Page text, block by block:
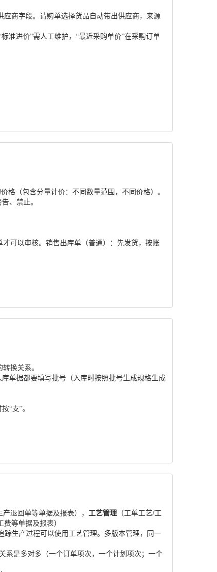
商字段。请购单选择货品自动带出供应商，来源
准进价”需人工维护，“最近采购单价”在采购订单
（包含分量计价：不同数量范围，不同价格）。
、禁止。
可以审核。销售出库单（普通）：先发货，按账
换关系。
单据都要填写批号（入库时按照批号生成规格生成
“支”。
退回单等单据及报表）， 工艺管理 （工单工艺/工
等单据及报表）
踪生产过程可以使用工艺管理。多版本管理，同一
系是多对多（一个订单项次，一个计划项次；一个